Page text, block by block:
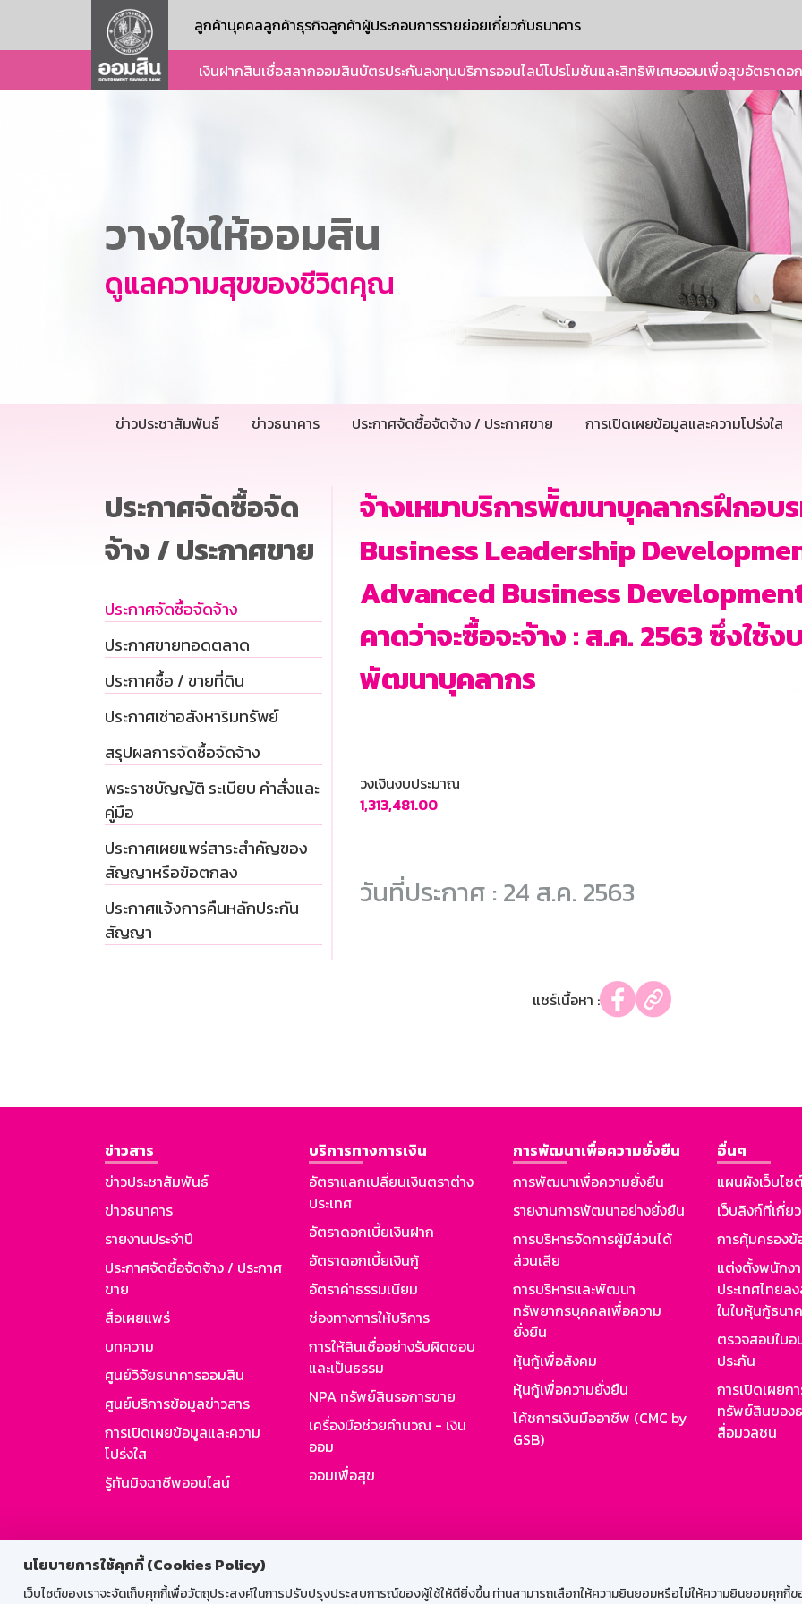
นโยบายการใช้คุกกี้ (Cookies Policy)
เว็บไซต์ของเราจะจัดเก็บคุกกี้เพื่อวัตถุประสงค์ในการปรับปรุงประสบการณ์ของผู้ใช้ให้ดียิ่งขึ้น ท่านสามารถเลือกให้ความยินยอมหรือไม่ให้ความยินยอมคุกกี้ข
ลูกค้าบุคคลลูกค้าธุรกิจลูกค้าผู้ประกอบการรายย่อยเกี่ยวกับธนาคาร
เงินฝากสินเชื่อสลากออมสินบัตรประกันลงทุนบริการออนไลน์โปรโมชันและสิทธิพิเศษออมเพื่อสุขอัตราดอ
วางใจให้ออมสิน
ดูแลความสุขของชีวิตคุณ
ข่าวประชาสัมพันธ์ ข่าวธนาคาร ประกาศจัดซื้อจัดจ้าง / ประกาศขาย การเปิดเผยข้อมูลและความโปร่งใส
ประกาศจัดซื้อจัด
จ้าง / ประกาศขาย
ประกาศจัดซื้อจัดจ้าง
ประกาศขายทอดตลาด
ประกาศซื้อ / ขายที่ดิน
ประกาศเช่าอสังหาริมทรัพย์
สรุปผลการจัดซื้อจัดจ้าง
พระราชบัญญัติ ระเบียบ คำสั่งและ
คู่มือ
ประกาศเผยแพร่สาระสำคัญของ
สัญญาหรือข้อตกลง
ประกาศแจ้งการคืนหลักประกัน
สัญญา
จ้างเหมาบริการพััฒนาบุคลากรฝึกอ
Business Leadership
Advanced Business
คาดว่าจะซื้อจะจ้าง : ส.ค. 2563 ซึ่งใช้
พัฒนาบุคลากร
วงเงินงบประมาณ
1,313,481.00
วันที่ประกาศ : 24 ส.ค. 2563
แชร์เนื้อหา :
ข่าวสาร
ข่าวประชาสัมพันธ์
ข่าวธนาคาร
รายงานประจำปี
ประกาศจัดซื้อจัดจ้าง / ประกาศ
ขาย
สื่อเผยแพร่
บทความ
ศูนย์วิจัยธนาคารออมสิน
ศูนย์บริการข้อมูลข่าวสาร
การเปิดเผยข้อมูลและความ
โปร่งใส
รู้ทันมิจฉาชีพออนไลน์
บริการทางการเงิน
อัตราแลกเปลี่ยนเงินตราต่าง
ประเทศ
อัตราดอกเบี้ยเงินฝาก
อัตราดอกเบี้ยเงินกู้
อัตราค่าธรรมเนียม
ช่องทางการให้บริการ
การให้สินเชื่ออย่างรับผิดชอบ
และเป็นธรรม
NPA ทรัพย์สินรอการขาย
เครื่องมือช่วยคำนวณ - เงิน
ออม
ออมเพื่อสุข
การพัฒนาเพื่อความยั่งยืน
การพัฒนาเพื่อความยั่งยืน
รายงานการพัฒนาอย่างยั่งยืน
การบริหารจัดการผู้มีส่วนได้
ส่วนเสีย
การบริหารและพัฒนา
ทรัพยากรบุคคลเพื่อความ
ยั่งยืน
หุ้นกู้เพื่อสังคม
หุ้นกู้เพื่อความยั่งยืน
โค้ชการเงินมืออาชีพ (CMC by
GSB)
อื่นๆ
แผนผังเว็บไซ
เว็บลิงก์ที่เกี่ย
การคุ้มครอง
แต่งตั้งพนักง
ประเทศไทยล
ในใบหุ้นกู้ธนา
ตรวจสอบใบ
ประกัน
การเปิดเผยก
ทรัพย์สินของ
สื่อมวลชน